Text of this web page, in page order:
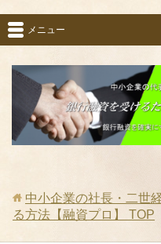
メニュー
中小企業の社長・二世
る方法【融資プロ】
TOP